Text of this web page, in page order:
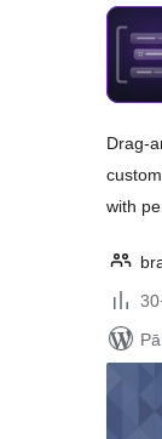
Drag-
with